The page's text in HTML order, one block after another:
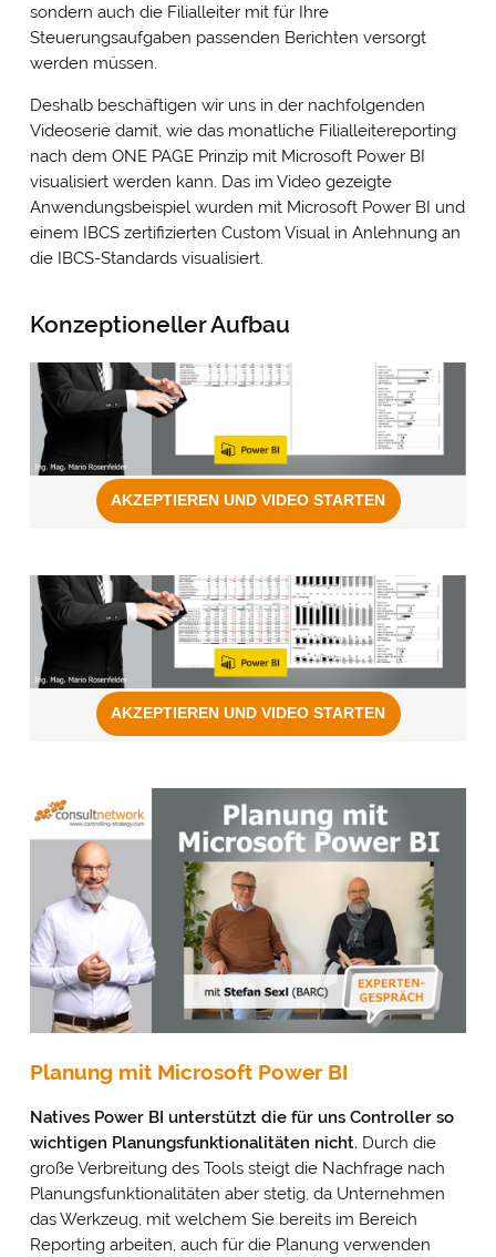
sondern auch die Filialleiter mit für Ihre
Steuerungsaufgaben passenden Berichten versorgt
werden müssen.
Deshalb beschäftigen wir uns in der nachfolgenden
Videoserie damit, wie das monatliche Filialleitereporting
nach dem ONE PAGE Prinzip mit Microsoft Power BI
visualisiert werden kann. Das im Video gezeigte
Anwendungsbeispiel wurden mit Microsoft Power BI und
einem IBCS zertifizierten Custom Visual in Anlehnung an
die IBCS-Standards visualisiert.
Konzeptioneller Aufbau
Planung mit Microsoft Power BI
Natives Power BI unterstützt die für uns Controller so
wichtigen Planungsfunktionalitäten nicht.Durch die
große Verbreitung des Tools steigt die Nachfrage nach
Planungsfunktionalitäten aber stetig, da Unternehmen
das Werkzeug, mit welchem Sie bereits im Bereich
Reporting arbeiten, auch für die Planung verwenden